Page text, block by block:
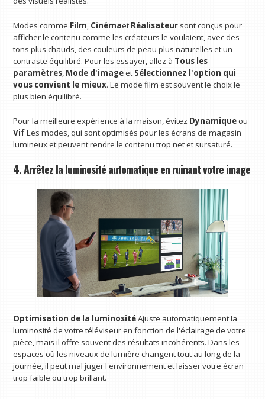
Modes comme Film, Cinémaet Réalisateur sont conçus pour
afficher le contenu comme les créateurs le voulaient, avec des
tons plus chauds, des couleurs de peau plus naturelles et un
contraste équilibré. Pour les essayer, allez à Tous les
paramètres, Mode d'imageet Sélectionnez l'option qui
vous convient le mieux. Le mode film est souvent le choix le
plus bien équilibré.
Pour la meilleure expérience à la maison, évitez Dynamiqueou
VifLes modes, qui sont optimisés pour les écrans de magasin
lumineux et peuvent rendre le contenu trop net et sursaturé.
4. Arrêtez la luminosité automatique en ruinant votre image
Optimisation de la luminositéAjuste automatiquement la
luminosité de votre téléviseur en fonction de l'éclairage de votre
pièce, mais il offre souvent des résultats incohérents. Dans les
espaces où les niveaux de lumière changent tout au long de la
journée, il peut mal juger l'environnement et laisser votre écran
trop faible ou trop brillant.